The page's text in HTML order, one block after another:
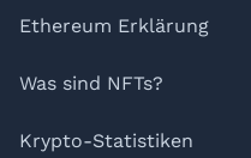
Ethereum Erklärung
Was sind NFTs?
Krypto-Statistiken